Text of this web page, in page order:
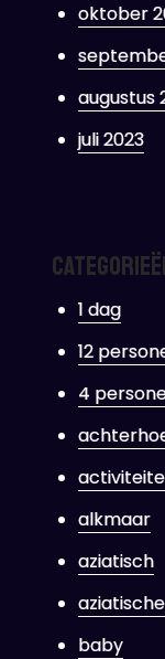
oktober
augustus
juli 2023
1 dag
12
4
alkmaar
aziatisch
aziatische
baby